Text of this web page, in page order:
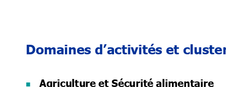
Domaines d’activités et
Agriculture et Sécurité alimentaire